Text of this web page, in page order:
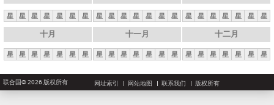
星 星 星 星 星 星 星 星 星 星 星 星 星 星 星 星 星 星 星 星 星
十月
星 星 星 星 星 星 星
十一月
星 星 星 星 星 星 星
十二月
星 星 星 星 星 星 星
联合国© 2026 版权所有 网址索引 网站地图 联系我们 版权所有